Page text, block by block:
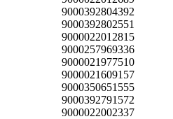
9000392804392
9000392802551
9000022012815
9000257969336
9000021977510
9000021609157
9000350651555
9000392791572
9000022002337